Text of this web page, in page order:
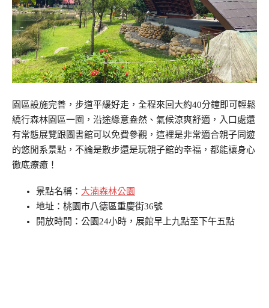
園區設施完善，步道平緩好走，全程來回大約40分鐘即可輕鬆
繞行森林園區一圈，沿途綠意盎然、氣候涼爽舒適，入口處還
有常態展覽跟圖書館可以免費參觀，這裡是非常適合親子同遊
的悠閒系景點，不論是散步還是玩親子館的幸福，都能讓身心
徹底療癒！
景點名稱： 大湳森林公園
地址：桃園市八德區重慶街36號
開放時間：公園24小時，展館早上九點至下午五點